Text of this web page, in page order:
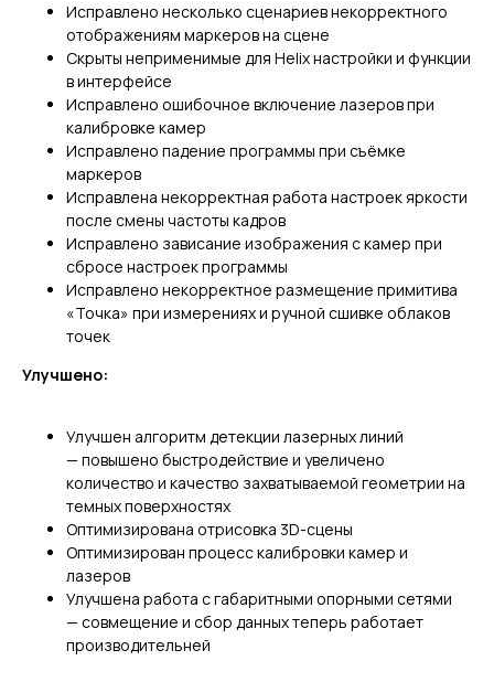
Исправлено несколько сценариев некорректного
отображениям маркеров на сцене
Скрыты неприменимые для Helix настройки и функции
в интерфейсе
Исправлено ошибочное включение лазеров при
калибровке камер
Исправлено падение программы при съёмке
маркеров
Исправлена некорректная работа настроек яркости
после смены частоты кадров
Исправлено зависание изображения с камер при
сбросе настроек программы
Исправлено некорректное размещение примитива
«Точка» при измерениях и ручной сшивке облаков
точек
Улучшено:
Улучшен алгоритм детекции лазерных линий
— повышено быстродействие и увеличено
количество и качество захватываемой геометрии на
темных поверхностях
Оптимизирована отрисовка 3D-сцены
Оптимизирован процесс калибровки камер и
лазеров
Улучшена работа с габаритными опорными сетями
— совмещение и сбор данных теперь работает
производительней
Техподдержка
Дистрибьюторы
Применение
Услуги
ГЛАВНОЕ